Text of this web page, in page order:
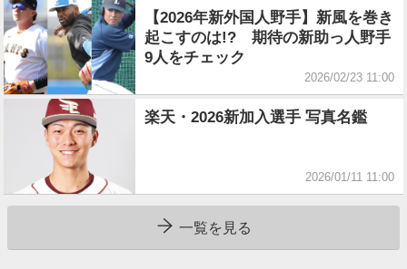
【2026年新外国人野手】新風を巻き
起こすのは!? 期待の新助っ人野手
9人をチェック
2026/02/23 11:00
楽天・2026新加入選手 写真名鑑
2026/01/11 11:00
一覧を見る